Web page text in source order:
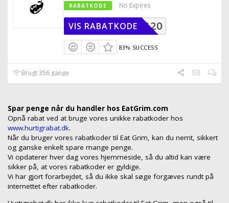
RABATKODE No Expires
EG20
VIS RABATKODE
83% SUCCESS
Brugt 356 gange
Spar penge når du handler hos EatGrim.com
Opnå rabat ved at bruge vores unikke rabatkoder hos
www.hurtigrabat.dk.
Når du bruger vores rabatkoder til Eat Grim, kan du nemt, sikkert
og ganske enkelt spare mange penge.
Vi opdaterer hver dag vores hjemmeside, så du altid kan være
sikker på, at vores rabatkoder er gyldige.
Vi har gjort forarbejdet, så du ikke skal søge forgæves rundt på
internettet efter rabatkoder.